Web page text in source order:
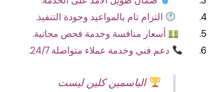
التزام تام بالمواعيد وجودة التنفيذ.
أسعار منافسة وخدمة فحص مجانية.
دعم فني وخدمة عملاء متواصلة 24/7.
الياسمين كلين ليست